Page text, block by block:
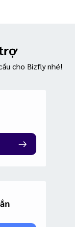
cho Bizfly nhé!